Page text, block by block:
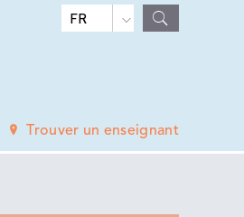
Trouver un enseignant